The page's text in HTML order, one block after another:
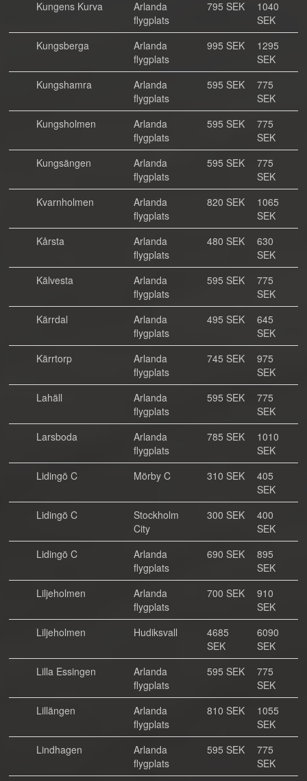
Kungens Kurva
Arlanda
flygplats
795 SEK
1040
SEK
Kungsberga
Arlanda
flygplats
995 SEK
1295
SEK
Kungshamra
Arlanda
flygplats
595 SEK
775
SEK
Kungsholmen
Arlanda
flygplats
595 SEK
775
SEK
Kungsängen
Arlanda
flygplats
595 SEK
775
SEK
Kvarnholmen
Arlanda
flygplats
820 SEK
1065
SEK
Kårsta
Arlanda
flygplats
480 SEK
630
SEK
Kälvesta
Arlanda
flygplats
595 SEK
775
SEK
Kärrdal
Arlanda
flygplats
495 SEK
645
SEK
Kärrtorp
Arlanda
flygplats
745 SEK
975
SEK
Lahäll
Arlanda
flygplats
595 SEK
775
SEK
Larsboda
Arlanda
flygplats
785 SEK
1010
SEK
Lidingö C
Mörby C 310 SEK
405
SEK
Lidingö C
Stockholm
City
300 SEK
400
SEK
Lidingö C
Arlanda
flygplats
690 SEK
895
SEK
Liljeholmen
Arlanda
flygplats
700 SEK
910
SEK
Liljeholmen
Hudiksvall
4685
SEK
6090
SEK
Lilla Essingen
Arlanda
flygplats
595 SEK
775
SEK
Lillängen
Arlanda
flygplats
810 SEK
1055
SEK
Lindhagen
Arlanda
flygplats
595 SEK
775
SEK